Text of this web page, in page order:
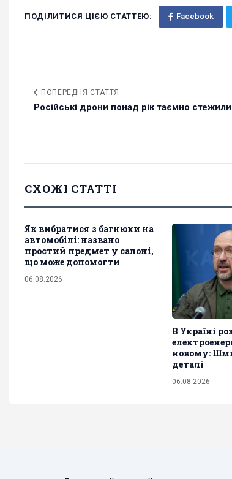
ПОДІЛИТИСЯ ЦІЄЮ СТАТТЕЮ: Facebook
ПОПЕРЕДНЯ СТАТТЯ
Російські дрони понад рік таємно
СХОЖІ СТАТТІ
Як вибратися з багнюки на
автомобілі: названо
простий предмет у салоні,
що може допомогти
06.08.2026
В Україні
новому:
деталі
06.08.2026